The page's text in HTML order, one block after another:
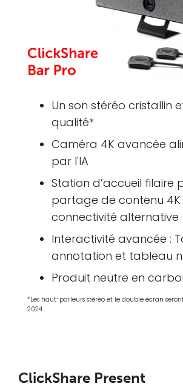
Un son stéréo cristallin
qualité*
Caméra 4K avancée
par l'IA
Station d’accueil filaire
partage de contenu 4K
connectivité alternative
Interactivité avancée :
annotation et tableau
Produit neutre en
*Les haut-parleurs stéréo et le double écran
2024.
ClickShare Present